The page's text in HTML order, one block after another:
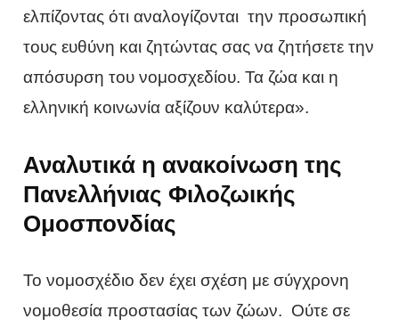
ελπίζοντας ότι αναλογίζονται την προσωπική
τους ευθύνη και ζητώντας σας να ζητήσετε την
απόσυρση του νομοσχεδίου. Τα ζώα και η
ελληνική κοινωνία αξίζουν καλύτερα».
Αναλυτικά η ανακοίνωση της
Πανελλήνιας Φιλοζωικής
Ομοσπονδίας
Το νομοσχέδιο δεν έχει σχέση με σύγχρονη
νομοθεσία προστασίας των ζώων. Ούτε σε